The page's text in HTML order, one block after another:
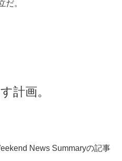
だ。
計画。
News Summaryの記事